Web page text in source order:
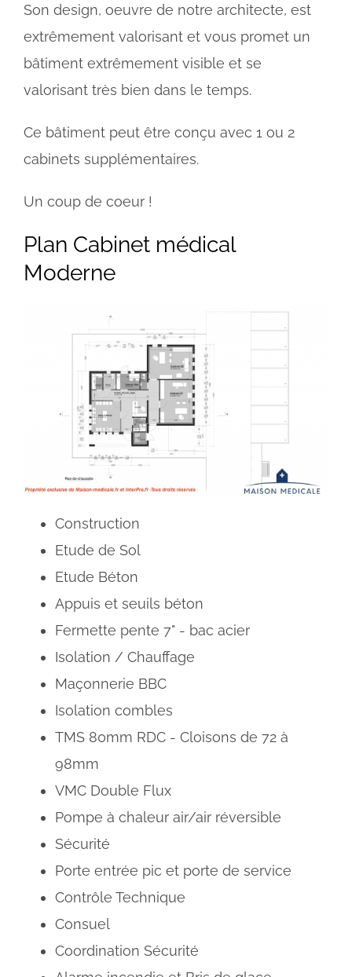
Son design, oeuvre de notre architecte, est
extrêmement valorisant et vous promet un
bâtiment extrêmement visible et se
valorisant très bien dans le temps.
Ce bâtiment peut être conçu avec 1 ou 2
cabinets supplémentaires.
Un coup de coeur !
Plan Cabinet médical
Moderne
Construction
Etude de Sol
Etude Béton
Appuis et seuils béton
Fermette pente 7" - bac acier
Isolation / Chauffage
Maçonnerie BBC
Isolation combles
TMS 80mm RDC - Cloisons de 72 à
98mm
VMC Double Flux
Pompe à chaleur air/air réversible
Sécurité
Porte entrée pic et porte de service
Contrôle Technique
Consuel
Coordination Sécurité